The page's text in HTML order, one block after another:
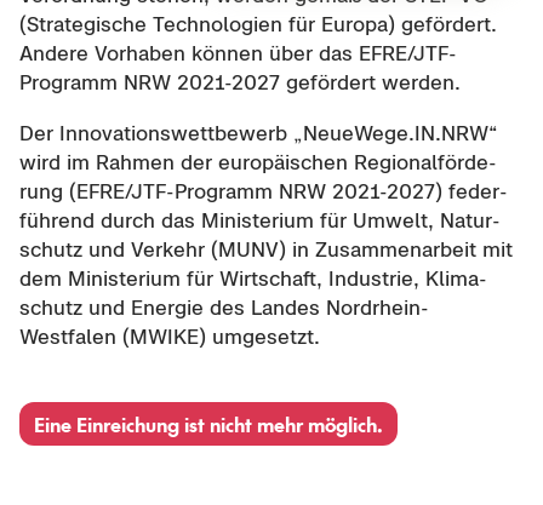
(Stra­te­gi­sche Tech­no­lo­gien für Eu­ro­pa) ge­för­dert.
An­de­re Vor­ha­ben kön­nen über das EFRE/JTF-​
Programm NRW 2021-​2027 ge­för­dert wer­den.
Der In­no­va­ti­ons­wett­be­werb „Neu­e­We­ge.IN.NRW“
wird im Rah­men der eu­ro­päi­schen Re­gio­nal­för­de­
rung (EFRE/JTF-​Programm NRW 2021-​2027) fe­der­
füh­rend durch das Mi­nis­te­ri­um für Um­welt, Na­tur­
schutz und Ver­kehr (MUNV) in Zu­sam­men­ar­beit mit
dem Mi­nis­te­ri­um für Wirt­schaft, In­dus­trie, Kli­ma­
schutz und En­er­gie des Lan­des Nordrhein-​
Westfalen (MWIKE) um­ge­setzt.
Eine Ein­rei­chung ist nicht mehr mög­lich.